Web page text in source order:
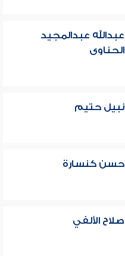
عبدالله عبدالمجيد
الحناوى
نبيل حتيم
حسن كنسارة
صلاح الألفي